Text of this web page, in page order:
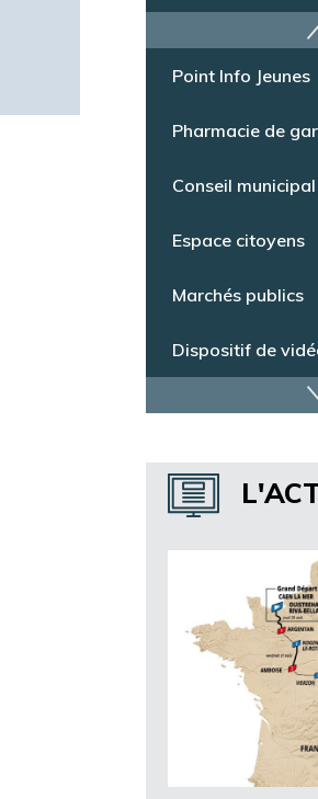
Offres d’emploi
Dispositif de
Annuaire des